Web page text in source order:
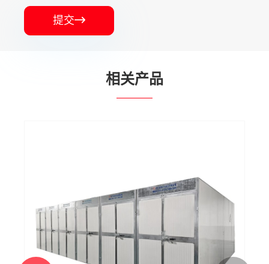
提交
相关产品